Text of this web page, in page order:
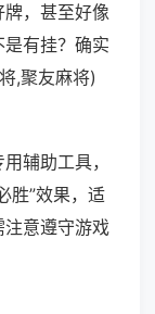
，甚至好像
有挂？确实
,聚友麻将)
辅助工具，
胜”效果，适
意遵守游戏